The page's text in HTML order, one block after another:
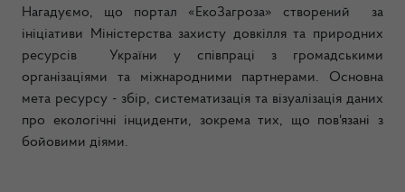
Нагадуємо, що портал «ЕкоЗагроза» створений за
ініціативи Міністерства захисту довкілля та природних
ресурсів України у співпраці з громадськими
організаціями та міжнародними партнерами. Основна
мета ресурсу - збір, систематизація та візуалізація даних
про екологічні інциденти, зокрема тих, що пов'язані з
бойовими діями.